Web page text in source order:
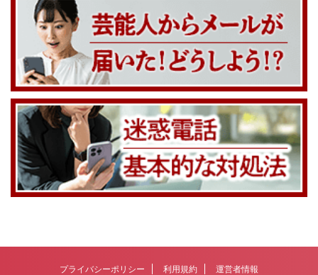
プライバシーポリシー 利用規約 運営者情報